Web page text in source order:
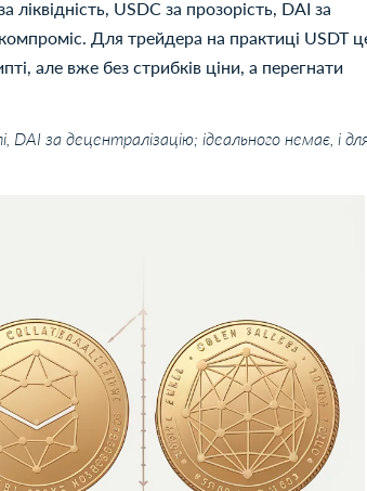
USDC за прозорість, DAI за
Для трейдера на практиці USDT
але вже без стрибків ціни, а перегнати
DAI за децентралізацію; ідеального немає, і